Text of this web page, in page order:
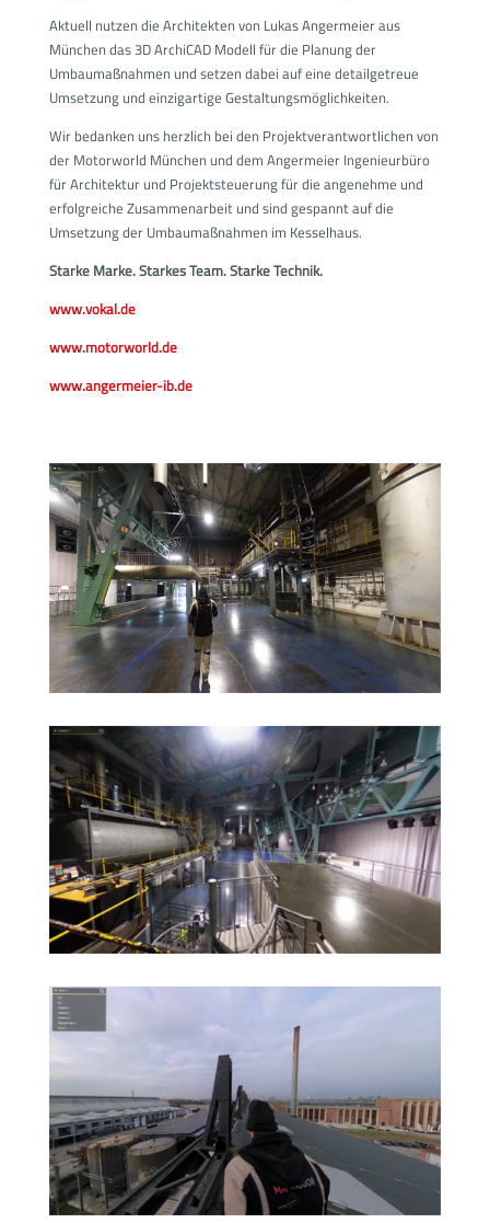
Aktuell nutzen die Architekten von Lukas Angermeier aus
München das 3D ArchiCAD Modell für die Planung der
Umbaumaßnahmen und setzen dabei auf eine detailgetreue
Umsetzung und einzigartige Gestaltungsmöglichkeiten.
Wir bedanken uns herzlich bei den Projektverantwortlichen von
der Motorworld München und dem Angermeier Ingenieurbüro
für Architektur und Projektsteuerung für die angenehme und
erfolgreiche Zusammenarbeit und sind gespannt auf die
Umsetzung der Umbaumaßnahmen im Kesselhaus.
Starke Marke. Starkes Team. Starke Technik.
www.vokal.de
www.motorworld.de
www.angermeier-ib.de